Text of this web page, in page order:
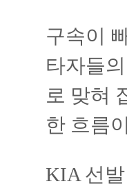
구속이
타자들
로 맞혀
한 흐름
KIA 선